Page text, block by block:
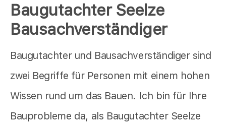
Baugutachter Seelze
Bausachverständiger
Baugutachter und Bausachverständiger sind
zwei Begriffe für Personen mit einem hohen
Wissen rund um das Bauen. Ich bin für Ihre
Bauprobleme da, als Baugutachter Seelze